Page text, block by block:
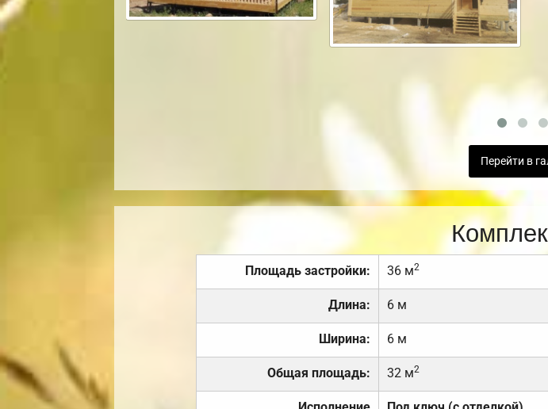
Перейти в
Площадь застройки: 36 м2
Длина: 6 м
Ширина: 6 м
Общая площадь: 32 м2